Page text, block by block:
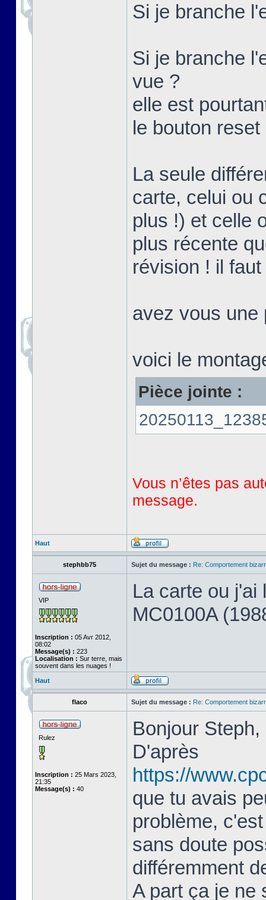
Si je branche
Si je branche
vue ?
elle est
le bouton
La seule
carte, celui ou
plus !) et celle
plus récente
révision ! il
avez vous une
voici le
Pièce jointe :
Vous n’êtes pas
message.
Haut
stephbb75 Sujet du message : Re: Comportement
VIP
Inscription : 05 Avr 2012,
08:02
Message(s) : 223
Localisation : Sur terre, mais
souvent dans les nuages !
La carte ou j'ai
MC0100A
Haut
flaco Sujet du message : Re: Comportement
Rulez
Inscription : 25 Mars 2023,
21:35
Message(s) : 40
Bonjour Steph,
D'après
https://
que tu avais
problème,
sans doute
différemment
A part ça je ne